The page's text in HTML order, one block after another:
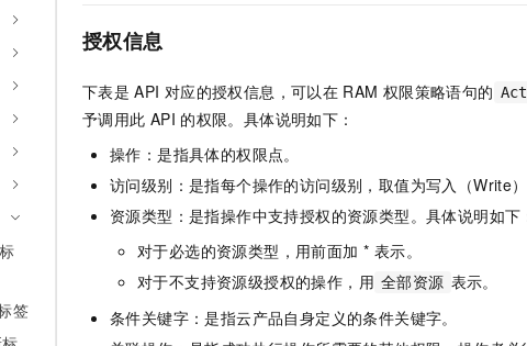
签
授权信息
下表是 API 对应的授权信息，可以在 RAM 权限策略语句的
予调用此 API 的权限。具体说明如下：
操作：是指具体的权限点。
访问级别：是指每个操作的访问级别，取值为写入（Write
资源类型：是指操作中支持授权的资源类型。具体说明如下
对于必选的资源类型，用前面加 * 表示。
对于不支持资源级授权的操作，用 全部资源 表示。
条件关键字：是指云产品自身定义的条件关键字。